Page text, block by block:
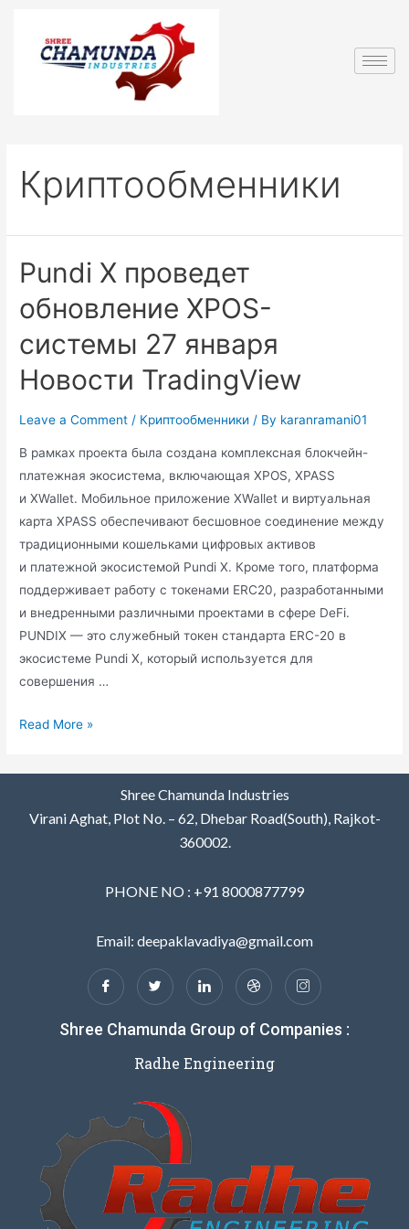
Криптообменники
Pundi X проведет
обновление XPOS-
системы 27 января
Новости TradingView
Leave a Comment / Криптообменники / By karanramani01
В рамках проекта была создана комплексная блокчейн-
платежная экосистема, включающая XPOS, XPASS
и XWallet. Мобильное приложение XWallet и виртуальная
карта XPASS обеспечивают бесшовное соединение между
традиционными кошельками цифровых активов
и платежной экосистемой Pundi X. Кроме того, платформа
поддерживает работу с токенами ERC20, разработанными
и внедренными различными проектами в сфере DeFi.
PUNDIX — это служебный токен стандарта ERC-20 в
экосистеме Pundi X, который используется для
совершения …
Read More »
Shree Chamunda Industries
Virani Aghat, Plot No. – 62, Dhebar Road(South), Rajkot-
360002.
PHONE NO : +91 8000877799
Email: deepaklavadiya@gmail.com
Shree Chamunda Group of Companies :
Radhe Engineering